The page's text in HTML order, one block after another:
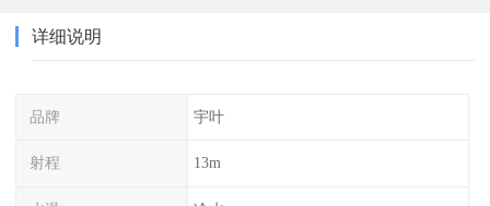
详细说明
品牌 宇叶
射程 13m